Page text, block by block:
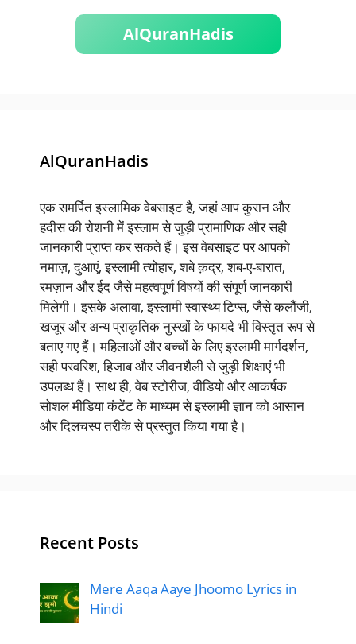
AlQuranHadis
AlQuranHadis
एक समर्पित इस्लामिक वेबसाइट है, जहां आप कुरान और
हदीस की रोशनी में इस्लाम से जुड़ी प्रामाणिक और सही
जानकारी प्राप्त कर सकते हैं। इस वेबसाइट पर आपको
नमाज़, दुआएं, इस्लामी त्योहार, शबे क़द्र, शब-ए-बारात,
रमज़ान और ईद जैसे महत्वपूर्ण विषयों की संपूर्ण जानकारी
मिलेगी। इसके अलावा, इस्लामी स्वास्थ्य टिप्स, जैसे कलौंजी,
खजूर और अन्य प्राकृतिक नुस्खों के फायदे भी विस्तृत रूप से
बताए गए हैं। महिलाओं और बच्चों के लिए इस्लामी मार्गदर्शन,
सही परवरिश, हिजाब और जीवनशैली से जुड़ी शिक्षाएं भी
उपलब्ध हैं। साथ ही, वेब स्टोरीज, वीडियो और आकर्षक
सोशल मीडिया कंटेंट के माध्यम से इस्लामी ज्ञान को आसान
और दिलचस्प तरीके से प्रस्तुत किया गया है।
Recent Posts
Mere Aaqa Aaye Jhoomo Lyrics in
Hindi